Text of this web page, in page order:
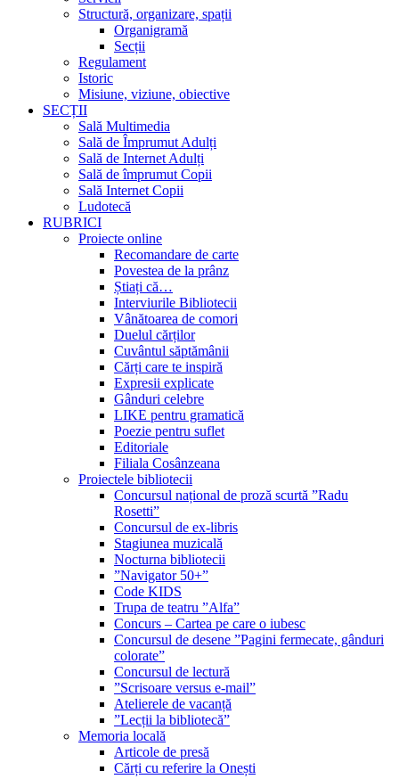
Structură, organizare, spații
Organigramă
Secții
Regulament
Istoric
Misiune, viziune, obiective
SECȚII
Sală Multimedia
Sală de Împrumut Adulți
Sală de Internet Adulți
Sală de împrumut Copii
Sală Internet Copii
Ludotecă
RUBRICI
Proiecte online
Recomandare de carte
Povestea de la prânz
Știați că…
Interviurile Bibliotecii
Vânătoarea de comori
Duelul cărților
Cuvântul săptămânii
Cărți care te inspiră
Expresii explicate
Gânduri celebre
LIKE pentru gramatică
Poezie pentru suflet
Editoriale
Filiala Cosânzeana
Proiectele bibliotecii
Concursul național de proză scurtă ”Radu
Rosetti”
Concursul de ex-libris
Stagiunea muzicală
Nocturna bibliotecii
”Navigator 50+”
Code KIDS
Trupa de teatru ”Alfa”
Concurs – Cartea pe care o iubesc
Concursul de desene ”Pagini fermecate, gânduri
colorate”
Concursul de lectură
”Scrisoare versus e-mail”
Atelierele de vacanță
”Lecții la bibliotecă”
Memoria locală
Articole de presă
Cărți cu referire la Onești